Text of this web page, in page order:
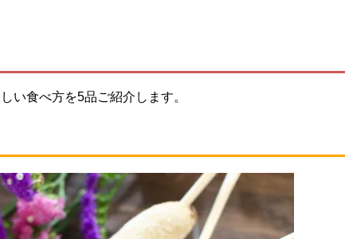
い食べ方を5品ご紹介します。